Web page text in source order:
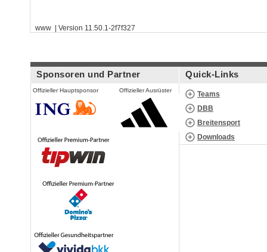
www | Version 11.50.1-2f7f327
Sponsoren und Partner
Offizieller Hauptsponsor Offizieller Ausrüster
Quick-Links
Teams
DBB
Breitensport
Downloads